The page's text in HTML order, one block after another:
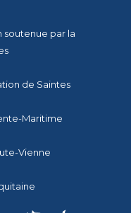
soutenue par la
de Saintes
Maritime
Vienne